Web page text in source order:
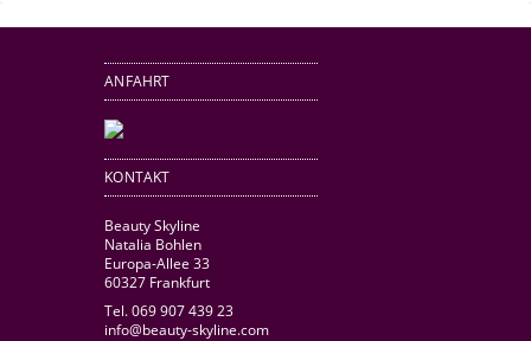
ANFAHRT
KONTAKT
Beauty Skyline
Natalia Bohlen
Europa-Allee 33
60327 Frankfurt
Tel. 069 907 439 23
info@beauty-skyline.com